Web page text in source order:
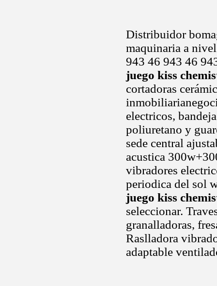
Distribuidor
maquinaria a
943 46 943 46
juego kiss
cortadoras
electricos,
poliuretano y
sede central
acustica
vibradores
periodica del sol
juego kiss
seleccionar.
granalladoras,
Raslladora
adaptable